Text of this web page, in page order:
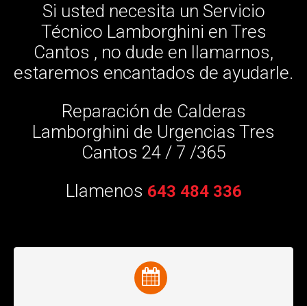
Si usted necesita un Servicio
Técnico Lamborghini en Tres
Cantos , no dude en llamarnos,
estaremos encantados de ayudarle.
Reparación de Calderas
Lamborghini de Urgencias Tres
Cantos 24 / 7 /365
Llamenos 643 484 336